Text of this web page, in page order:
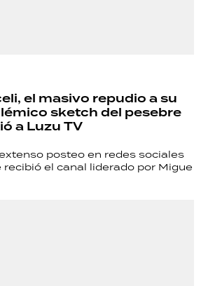
el masivo repudio a su
sketch del pesebre
a Luzu TV
posteo en redes sociales
el canal liderado por Migue